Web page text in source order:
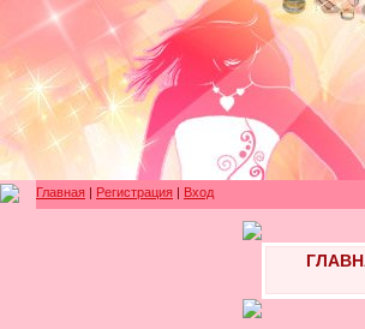
Главная | Регистрация | Вход